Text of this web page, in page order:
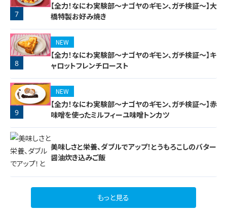
7
【全力！なにわ実験部～ナゴヤのギモン、ガチ検証～】大
橋特製お好み焼き
8
NEW
【全力！なにわ実験部～ナゴヤのギモン、ガチ検証～】キ
ャロットフレンチロースト
9
NEW
【全力！なにわ実験部～ナゴヤのギモン、ガチ検証～】赤
味噌を使ったミルフィーユ味噌トンカツ
美味しさと栄養、ダブルでアップ！とうもろこしのバター
醤油炊き込みご飯
もっと見る